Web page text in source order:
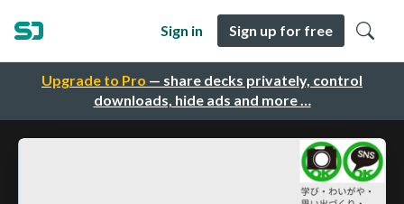
Upgrade to Pro — share decks privately, control
downloads, hide ads and more …
Sign in Sign up for free